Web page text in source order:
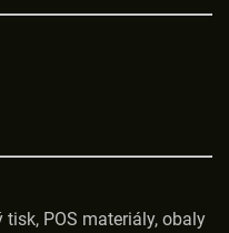
POS materiály, obaly